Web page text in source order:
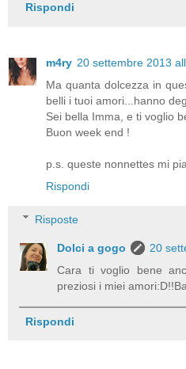
Rispondi
m4ry 20 settembre 2013
Ma quanta dolcezza in
belli i tuoi amori...hanno
Sei bella Imma, e ti voglio
Buon week end !
p.s. queste nonnettes mi
Rispondi
Risposte
Dolci a gogo
20
Cara ti voglio bene
preziosi i miei
Rispondi